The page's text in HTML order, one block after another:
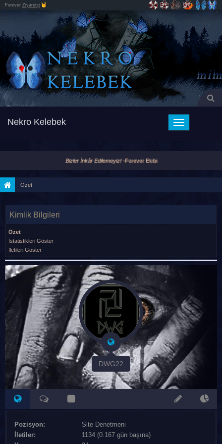
Forever Ziyaretçi
Toggle
navigation
Nekro Kelebek
Bizler İnkâr Edilemeyiz!-Forever Ekibi
Özet
Kimlik Bilgileri
Özet
İstatistikleri Göster
İletileri Göster
DWG22
Pozisyon:
Site Denetmeni
İletiler:
1134 (0.167 gün başına)